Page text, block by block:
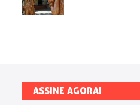
ASSINE AGORA!